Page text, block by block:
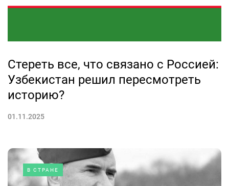
Стереть все, что связано с Россией:
Узбекистан решил пересмотреть
историю?
01.11.2025
В СТРАНЕ